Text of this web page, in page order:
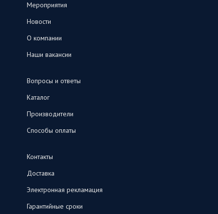
Мероприятия
Новости
О компании
Наши вакансии
Вопросы и ответы
Каталог
Производители
Способы оплаты
Контакты
Доставка
Электронная рекламация
Гарантийные сроки